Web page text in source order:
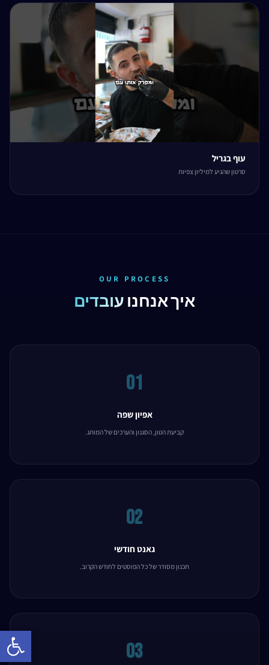
Open toolbar
עוף בגריל
סרטון שהגיע למיליון צפיות
OUR PROCESS
איך אנחנו עובדים
01
אפיון שפה
קביעת הטון, הסגנון והערכים של המותג.
02
גאנט חודשי
תכנון מסודר של כל הפוסטים לחודש הקרוב.
03